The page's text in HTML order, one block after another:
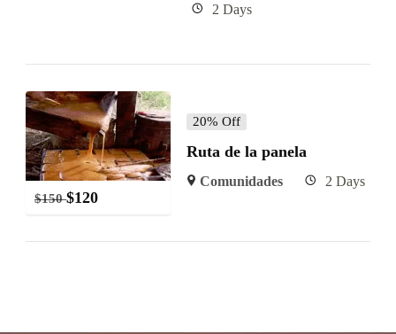
2 Days
$150 $120
20% Off
Ruta de la panela
Comunidades 2 Days